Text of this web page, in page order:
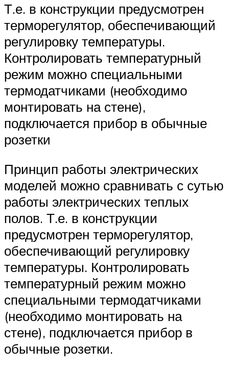
Т.е. в конструкции предусмотрен
терморегулятор, обеспечивающий
регулировку температуры.
Контролировать температурный
режим можно специальными
термодатчиками (необходимо
монтировать на стене),
подключается прибор в обычные
розетки
Принцип работы электрических
моделей можно сравнивать с сутью
работы электрических теплых
полов. Т.е. в конструкции
предусмотрен терморегулятор,
обеспечивающий регулировку
температуры. Контролировать
температурный режим можно
специальными термодатчиками
(необходимо монтировать на
стене), подключается прибор в
обычные розетки.